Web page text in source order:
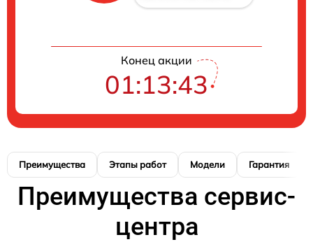
Конец акции
01:13:42
Преимущества Этапы работ Модели Гарантия
Преимущества сервис-
центра